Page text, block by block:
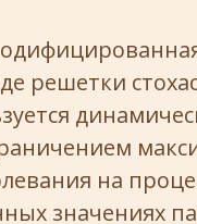
решетки
на
значениях